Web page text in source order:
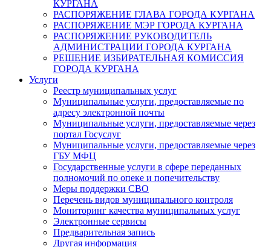
КУРГАНА
РАСПОРЯЖЕНИЕ ГЛАВА ГОРОДА КУРГАНА
РАСПОРЯЖЕНИЕ МЭР ГОРОДА КУРГАНА
РАСПОРЯЖЕНИЕ РУКОВОДИТЕЛЬ
АДМИНИСТРАЦИИ ГОРОДА КУРГАНА
РЕШЕНИЕ ИЗБИРАТЕЛЬНАЯ КОМИССИЯ
ГОРОДА КУРГАНА
Услуги
Реестр муниципальных услуг
Муниципальные услуги, предоставляемые по
адресу электронной почты
Муниципальные услуги, предоставляемые через
портал Госуслуг
Муниципальные услуги, предоставляемые через
ГБУ МФЦ
Государственные услуги в сфере переданных
полномочий по опеке и попечительству
Меры поддержки СВО
Перечень видов муниципального контроля
Мониторинг качества муниципальных услуг
Электронные сервисы
Предварительная запись
Другая информация